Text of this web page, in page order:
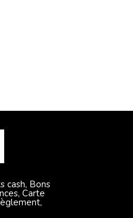
cash, Bons
Carte